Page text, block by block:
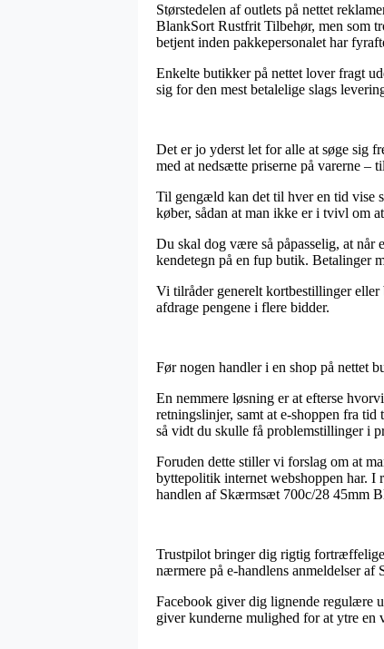
Størstedelen af outlets på nettet
BlankSort Rustfrit Tilbehør, men som
betjent inden pakkepersonalet har
Enkelte butikker på nettet lover fragt
sig for den mest betalelige slags
Det er jo yderst let for alle at søge sig
med at nedsætte priserne på varerne –
Til gengæld kan det til hver en tid vise
køber, sådan at man ikke er i tvivl om
Du skal dog være så påpasselig, at
kendetegn på en fup butik. Betalinger
Vi tilråder generelt kortbestillinger
afdrage pengene i flere bidder.
Før nogen handler i en shop på nettet
En nemmere løsning er at efterse
retningslinjer, samt at e-shoppen fra
så vidt du skulle få problemstillinger i
Foruden dette stiller vi forslag om at
byttepolitik internet webshoppen har. I
handlen af Skærmsæt 700c/28 45mm
Trustpilot bringer dig rigtig
nærmere på e-handlens anmeldelser
Facebook giver dig lignende regulære
giver kunderne mulighed for at ytre en